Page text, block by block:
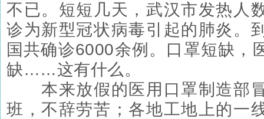
不已。短短几天，武汉市发热人
诊为新型冠状病毒引起的肺炎。
国共确诊6000余例。口罩短缺，
缺……这有什么。
本来放假的医用口罩制造部
班，不辞劳苦；各地工地上的一